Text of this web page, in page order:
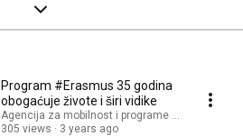
Program #Erasmus 35 godina
obogaćuje živote i širi vidike
Agencija za mobilnost i programe Europske
305 views
3 years ago